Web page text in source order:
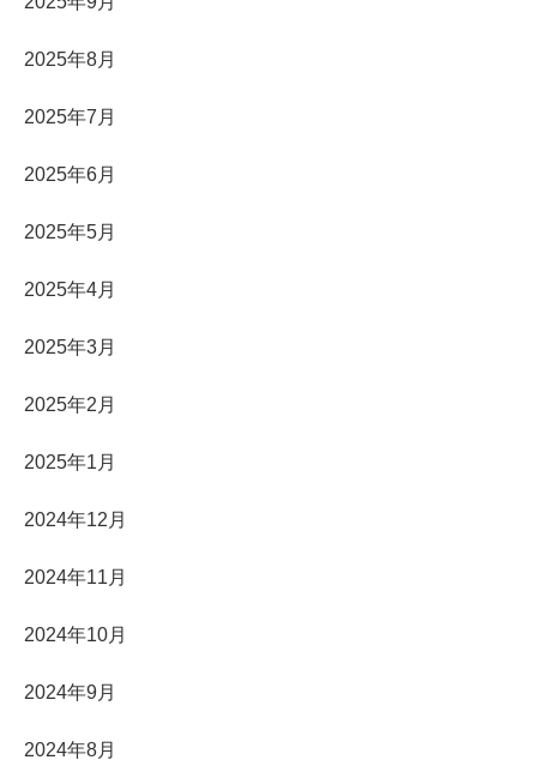
2025年8月
2025年7月
2025年6月
2025年5月
2025年4月
2025年3月
2025年2月
2025年1月
2024年12月
2024年11月
2024年10月
2024年9月
2024年8月